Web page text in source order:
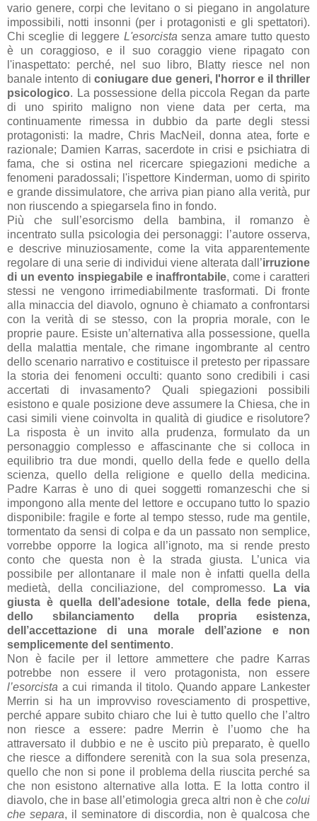
vario genere, corpi che levitano o si piegano in angolature
impossibili, notti insonni (per i protagonisti e gli spettatori).
Chi sceglie di leggere L'esorcista senza amare tutto questo
è un coraggioso, e il suo coraggio viene ripagato con
l'inaspettato: perché, nel suo libro, Blatty riesce nel non
banale intento di coniugare due generi, l'horror e il thriller
psicologico. La possessione della piccola Regan da parte
di uno spirito maligno non viene data per certa, ma
continuamente rimessa in dubbio da parte degli stessi
protagonisti: la madre, Chris MacNeil, donna atea, forte e
razionale; Damien Karras, sacerdote in crisi e psichiatra di
fama, che si ostina nel ricercare spiegazioni mediche a
fenomeni paradossali; l'ispettore Kinderman, uomo di spirito
e grande dissimulatore, che arriva pian piano alla verità, pur
non riuscendo a spiegarsela fino in fondo.
Più che sull’esorcismo della bambina, il romanzo è
incentrato sulla psicologia dei personaggi: l’autore osserva,
e descrive minuziosamente, come la vita apparentemente
regolare di una serie di individui viene alterata dall’irruzione
di un evento inspiegabile e inaffrontabile, come i caratteri
stessi ne vengono irrimediabilmente trasformati. Di fronte
alla minaccia del diavolo, ognuno è chiamato a confrontarsi
con la verità di se stesso, con la propria morale, con le
proprie paure. Esiste un’alternativa alla possessione, quella
della malattia mentale, che rimane ingombrante al centro
dello scenario narrativo e costituisce il pretesto per ripassare
la storia dei fenomeni occulti: quanto sono credibili i casi
accertati di invasamento? Quali spiegazioni possibili
esistono e quale posizione deve assumere la Chiesa, che in
casi simili viene coinvolta in qualità di giudice e risolutore?
La risposta è un invito alla prudenza, formulato da un
personaggio complesso e affascinante che si colloca in
equilibrio tra due mondi, quello della fede e quello della
scienza, quello della religione e quello della medicina.
Padre Karras è uno di quei soggetti romanzeschi che si
impongono alla mente del lettore e occupano tutto lo spazio
disponibile: fragile e forte al tempo stesso, rude ma gentile,
tormentato da sensi di colpa e da un passato non semplice,
vorrebbe opporre la logica all’ignoto, ma si rende presto
conto che questa non è la strada giusta. L’unica via
possibile per allontanare il male non è infatti quella della
medietà, della conciliazione, del compromesso. La via
giusta è quella dell’adesione totale, della fede piena,
dello sbilanciamento della propria esistenza,
dell’accettazione di una morale dell’azione e non
semplicemente del sentimento.
Non è facile per il lettore ammettere che padre Karras
potrebbe non essere il vero protagonista, non essere
l’esorcista a cui rimanda il titolo. Quando appare Lankester
Merrin si ha un improvviso rovesciamento di prospettive,
perché appare subito chiaro che lui è tutto quello che l’altro
non riesce a essere: padre Merrin è l’uomo che ha
attraversato il dubbio e ne è uscito più preparato, è quello
che riesce a diffondere serenità con la sua sola presenza,
quello che non si pone il problema della riuscita perché sa
che non esistono alternative alla lotta. E la lotta contro il
diavolo, che in base all’etimologia greca altri non è che colui
che separa, il seminatore di discordia, non è qualcosa che